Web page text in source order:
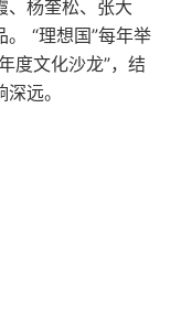
、杨奎松、张大
“理想国”每年举
度文化沙龙”，结
远。